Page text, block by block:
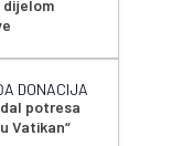
dijelom
DONACIJA
potresa
Vatikan“